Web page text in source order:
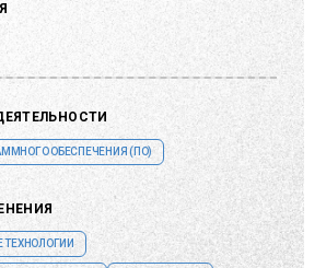
ОБЕСПЕЧЕНИЯ (ПО)